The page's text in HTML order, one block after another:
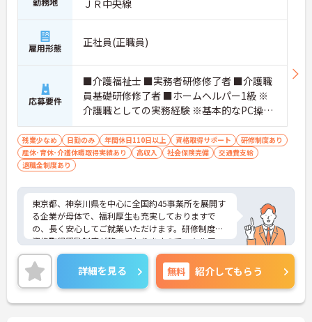
ＪＲ中央線
雇用形態 正社員(正職員)
応募要件
■介護福祉士 ■実務者研修修了者 ■介護職
員基礎研修修了者 ■ホームヘルパー1級 ※
介護職としての実務経験 ※基本的なPC操作
ができる方 ※地域によっては、普通自動車
運転免許(AT限定可)が必要となる場合があ
ります。
残業少なめ 日勤のみ 年間休日110日以上 資格取得サポート
研修制度あり
産休･育休･介護休暇取得実績あり
高収入 社会保険完備
交通費支給
退職金制度あり
東京都、神奈川県を中心に全国約45事業所を展開す
る企業が母体で、福利厚生も充実しておりますで
の、長く安心してご就業いただけます。研修制度や
資格取得奨励制度が整っておりますのでスキルアッ
プも目指せる環境です。
ご興味のある方は是非お気軽にお問い合わせ下さ
い。
詳細を見る 無料 紹介してもらう